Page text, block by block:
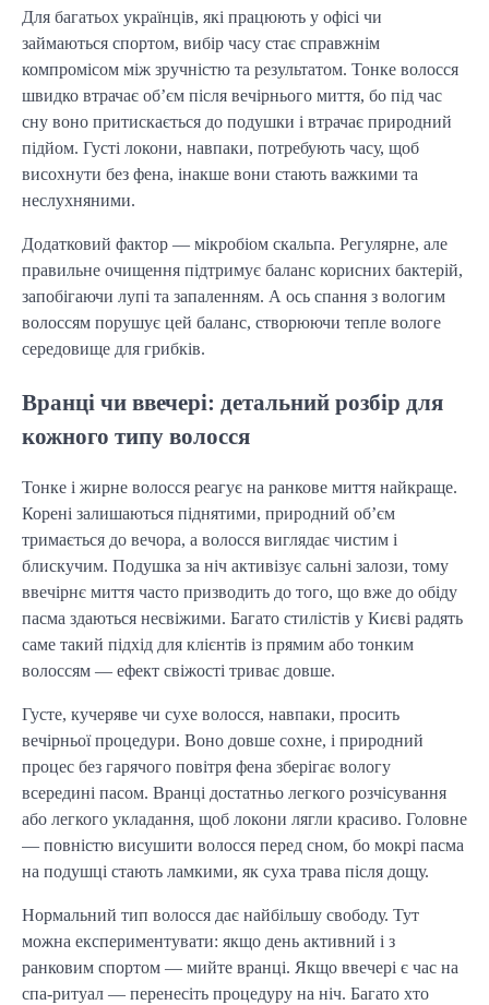
Для багатьох українців, які працюють у офісі чи
займаються спортом, вибір часу стає справжнім
компромісом між зручністю та результатом. Тонке волосся
швидко втрачає об’єм після вечірнього миття, бо під час
сну воно притискається до подушки і втрачає природний
підйом. Густі локони, навпаки, потребують часу, щоб
висохнути без фена, інакше вони стають важкими та
неслухняними.
Додатковий фактор — мікробіом скальпа. Регулярне, але
правильне очищення підтримує баланс корисних бактерій,
запобігаючи лупі та запаленням. А ось спання з вологим
волоссям порушує цей баланс, створюючи тепле вологе
середовище для грибків.
Вранці чи ввечері: детальний розбір для
кожного типу волосся
Тонке і жирне волосся реагує на ранкове миття найкраще.
Корені залишаються піднятими, природний об’єм
тримається до вечора, а волосся виглядає чистим і
блискучим. Подушка за ніч активізує сальні залози, тому
ввечірнє миття часто призводить до того, що вже до обіду
пасма здаються несвіжими. Багато стилістів у Києві радять
саме такий підхід для клієнтів із прямим або тонким
волоссям — ефект свіжості триває довше.
Густе, кучеряве чи сухе волосся, навпаки, просить
вечірньої процедури. Воно довше сохне, і природний
процес без гарячого повітря фена зберігає вологу
всередині пасом. Вранці достатньо легкого розчісування
або легкого укладання, щоб локони лягли красиво. Головне
— повністю висушити волосся перед сном, бо мокрі пасма
на подушці стають ламкими, як суха трава після дощу.
Нормальний тип волосся дає найбільшу свободу. Тут
можна експериментувати: якщо день активний і з
ранковим спортом — мийте вранці. Якщо ввечері є час на
спа-ритуал — перенесіть процедуру на ніч. Багато хто